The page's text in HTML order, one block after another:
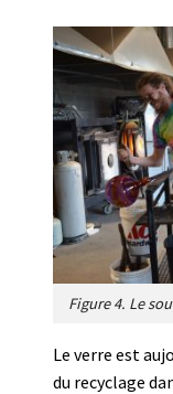
Le verre est
du recyclage